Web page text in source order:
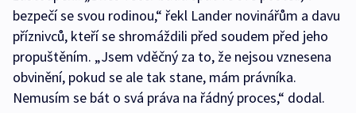
bezpečí se svou rodinou,“ řekl Lander novinářům a davu
příznivců, kteří se shromáždili před soudem před jeho
propuštěním. „Jsem vděčný za to, že nejsou vznesena
obvinění, pokud se ale tak stane, mám právníka.
Nemusím se bát o svá práva na řádný proces,“ dodal.